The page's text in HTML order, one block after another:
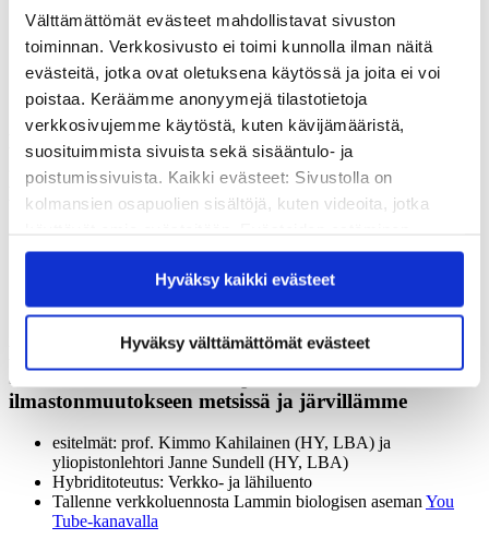
Välttämättömät evästeet mahdollistavat sivuston
toiminnan. Verkkosivusto ei toimi kunnolla ilman näitä
evästeitä, jotka ovat oletuksena käytössä ja joita ei voi
poistaa. Keräämme anonyymejä tilastotietoja
verkkosivujemme käytöstä, kuten kävijämääristä,
suosituimmista sivuista sekä sisääntulo- ja
poistumissivuista. Kaikki evästeet: Sivustolla on
kolmansien osapuolien sisältöjä, kuten videoita, jotka
saattaa estää näiden sisältöjen näkymisen.
Hyväksymällä kaikki evästeet varmistat, että kaikki
sisältö on käytettävissäsi.
Hyväksy kaikki evästeet
Hyväksy välttämättömät evästeet
Vieraslajitalkoot: WWF järjesti yhdessä Etelä-Helsingin
kansalaisopiston ja Helsingin kaupungin kanssa
kurtturuusun hävittämiseksi Helsingin Kallahdenniemen
luonnonsuojelualueelta. Lisätietoja:WWF
Kilpisjärven biologinen asema
21.9.2022 klo 17-18.45 Naali ja kiljuhanhi – lajien
paluu ilmaston muuttuessa
Henttonen (metsäeläintieteen professori emeritus); Petteri
Tolvanen (ohjelmajohtaja, WWF); tilaisuuden juontaa Hannu
Hybriditoteutus: Verkko- ja lähiluento
Lammin biologinen tutkimusasema
30.9.2022 klo 16-18.30 Sopeutuminen
ilmastonmuutokseen metsissä ja järvillämme
esitelmät: prof. Kimmo Kahilainen (HY, LBA) ja
yliopistonlehtori Janne Sundell (HY, LBA)
Hybriditoteutus: Verkko- ja lähiluento
Tallenne verkkoluennosta Lammin biologisen asemanYou
Tube-kanavalla